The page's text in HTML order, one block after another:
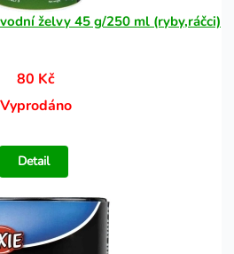
želvy 45 g/250 ml (ryby,ráčci)
80 Kč
Vyprodáno
Detail